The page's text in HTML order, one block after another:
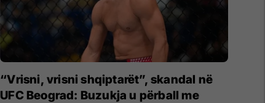
“Vrisni, vrisni shqiptarët”, skandal në
UFC Beograd: Buzukja u përball me